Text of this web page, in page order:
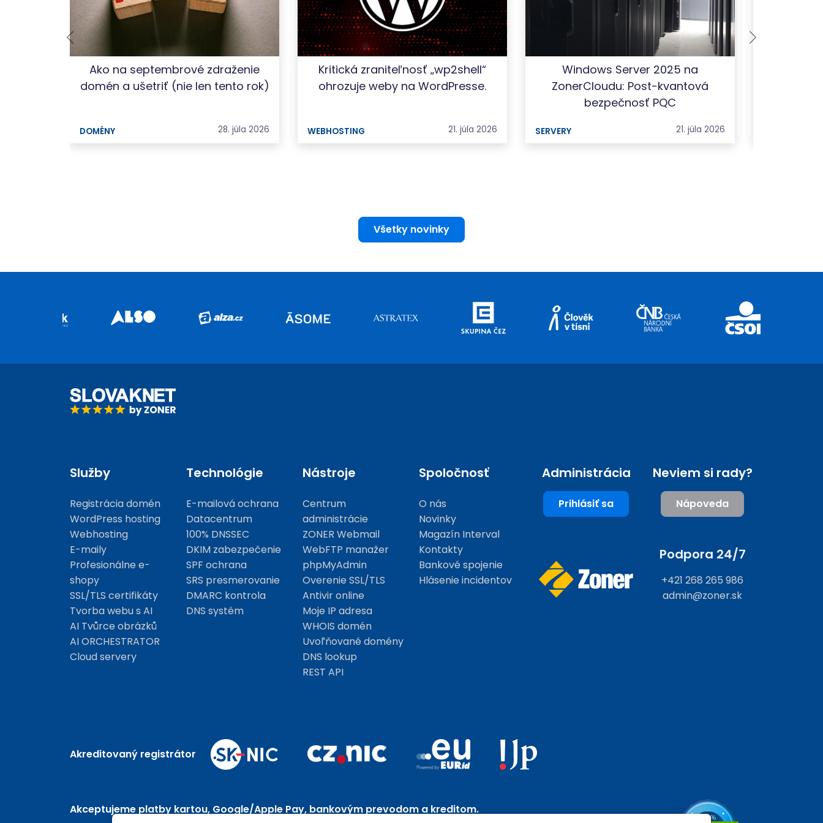
Ako na septembrové zdraženie
domén a ušetriť (nie len tento rok)
DOMÉNY 28. júla 2026
Kritická zraniteľnosť „wp2shell“
ohrozuje weby na WordPresse.
WEBHOSTING 21. júla 2026
Windows Server 2025 na
ZonerCloudu: Post-kvantová
bezpečnosť PQC
SERVERY 21. júla 2026
Všetky novinky
Služby
Registrácia domén
WordPress hosting
Webhosting
E-maily
Profesionálne e-
shopy
SSL/TLS certifikáty
Tvorba webu s AI
AI Tvůrce obrázků
AI ORCHESTRATOR
Cloud servery
Technológie
E-mailová ochrana
Datacentrum
100% DNSSEC
DKIM zabezpečenie
SPF ochrana
SRS presmerovanie
DMARC kontrola
DNS systém
Nástroje
Centrum
administrácie
ZONER Webmail
WebFTP manažer
phpMyAdmin
Overenie SSL/TLS
Antivir online
Moje IP adresa
WHOIS domén
Uvoľňované domény
DNS lookup
REST API
Spoločnosť
O nás
Novinky
Magazín Interval
Kontakty
Bankové spojenie
Hlásenie incidentov
Administrácia
Prihlásiť sa
Neviem si rady?
Nápoveda
Podpora 24/7
+421 268 265 986
admin@zoner.sk
Akreditovaný registrátor
Akceptujeme platby kartou, Google/Apple Pay, bankovým prevodom a kreditom.